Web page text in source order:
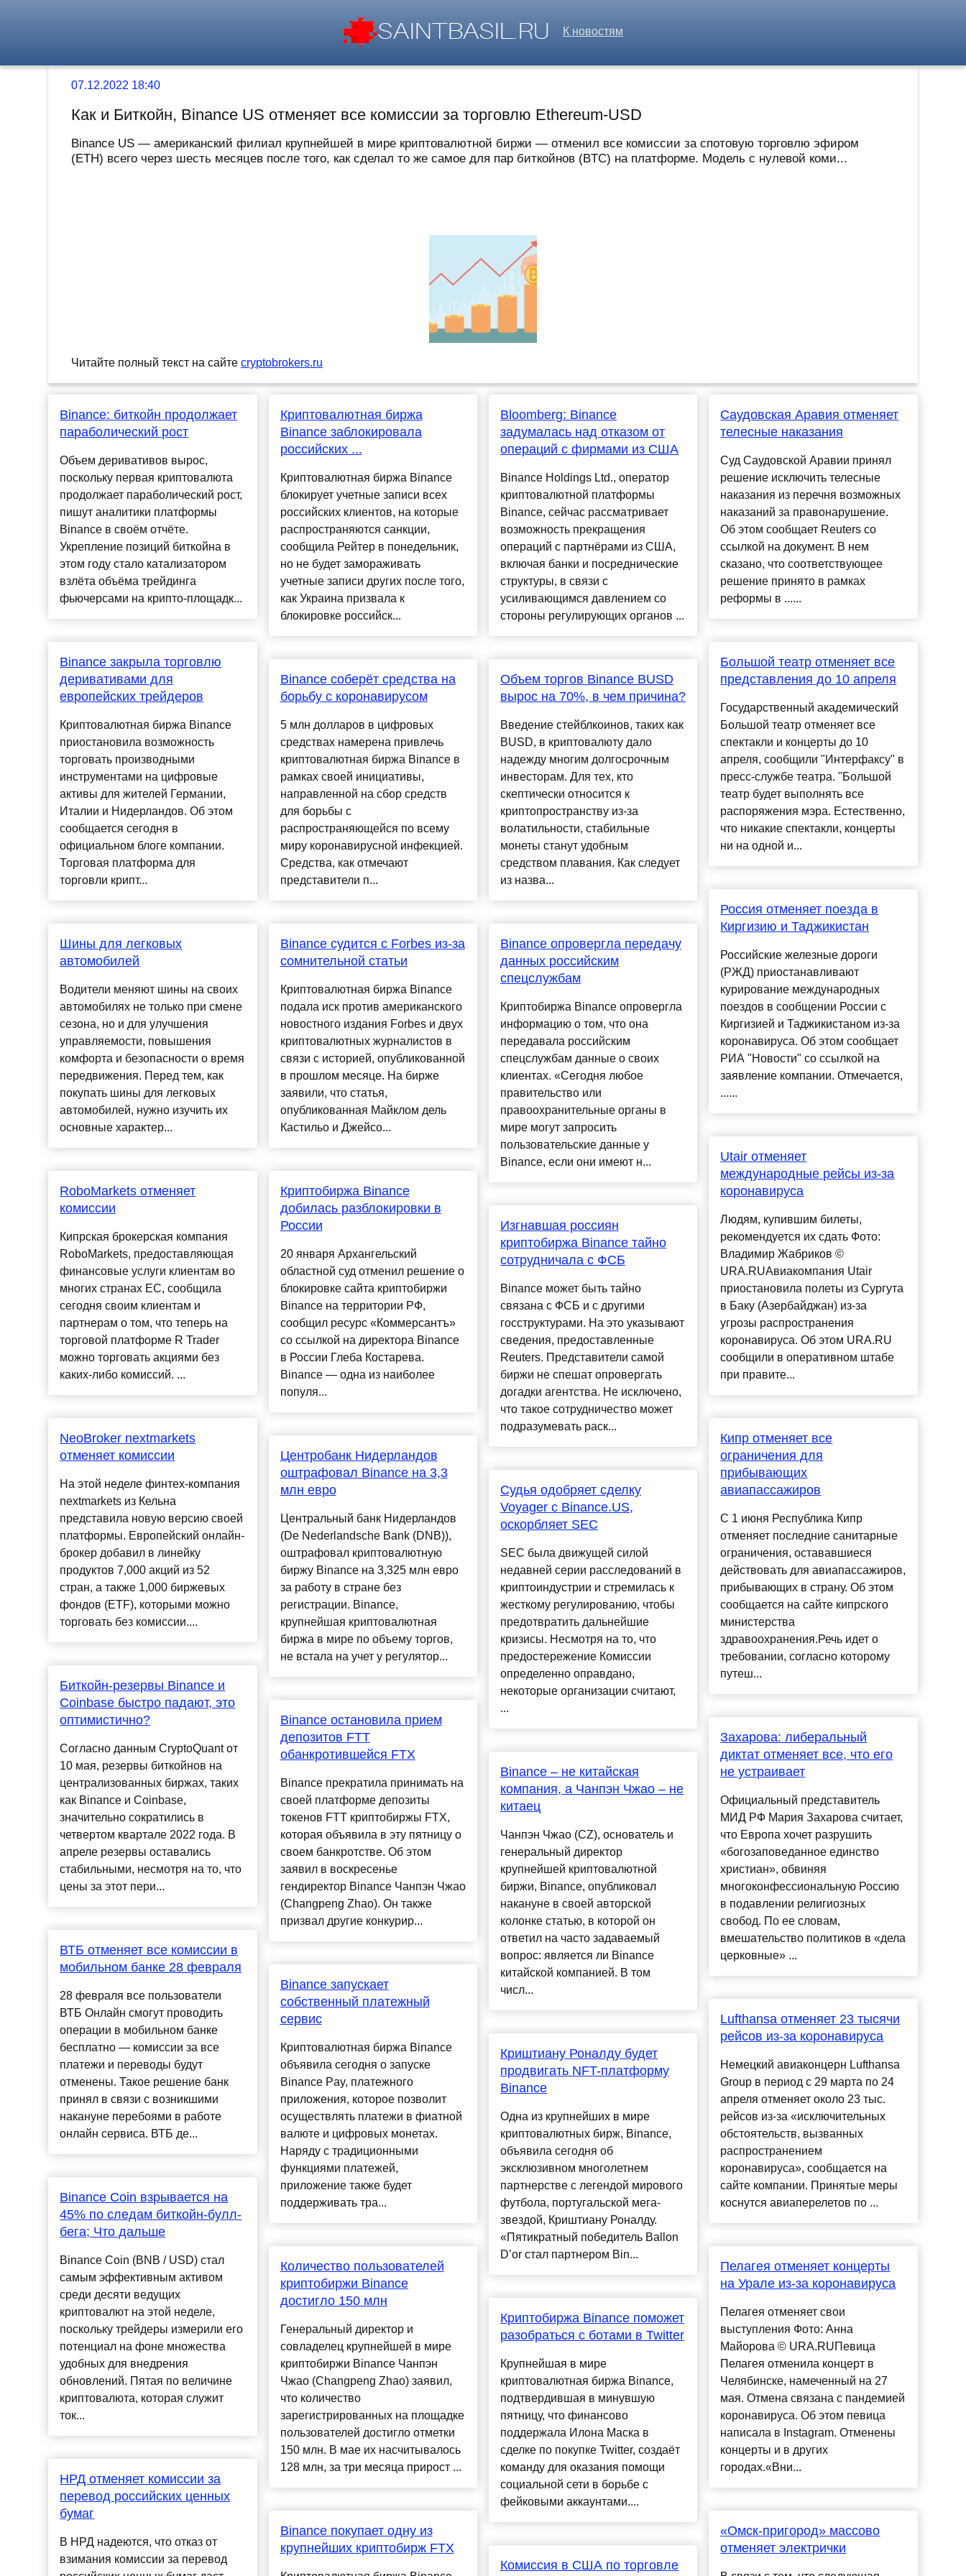
К новостям
07.12.2022 18:40
Как и Биткойн, Binance US отменяет все комиссии за торговлю Ethereum-USD
Binance US — американский филиал крупнейшей в мире криптовалютной биржи — отменил все комиссии за спотовую торговлю эфиром
(ETH) всего через шесть месяцев после того, как сделал то же самое для пар биткойнов (BTC) на платформе. Модель с нулевой коми...
Читайте полный текст на сайтеcryptobrokers.ru
Binance: биткойн продолжает
параболический рост
Объем деривативов вырос,
поскольку первая криптовалюта
продолжает параболический рост,
пишут аналитики платформы
Binance в своём отчёте.
Укрепление позиций биткойна в
этом году стало катализатором
взлёта объёма трейдинга
фьючерсами на крипто-площадк...
Binance закрыла торговлю
деривативами для
европейских трейдеров
Криптовалютная биржа Binance
приостановила возможность
торговать производными
инструментами на цифровые
активы для жителей Германии,
Италии и Нидерландов. Об этом
сообщается сегодня в
официальном блоге компании.
Торговая платформа для
торговли крипт...
Шины для легковых
автомобилей
Водители меняют шины на своих
автомобилях не только при смене
сезона, но и для улучшения
управляемости, повышения
комфорта и безопасности о время
передвижения. Перед тем, как
покупать шины для легковых
автомобилей, нужно изучить их
основные характер...
RoboMarkets отменяет
комиссии
Кипрская брокерская компания
RoboMarkets, предоставляющая
финансовые услуги клиентам во
многих странах ЕС, сообщила
сегодня своим клиентам и
партнерам о том, что теперь на
торговой платформе R Trader
можно торговать акциями без
каких-либо комиссий. ...
NeoBroker nextmarkets
отменяет комиссии
На этой неделе финтех-компания
nextmarkets из Кельна
представила новую версию своей
платформы. Европейский онлайн-
брокер добавил в линейку
продуктов 7,000 акций из 52
стран, а также 1,000 биржевых
фондов (ETF), которыми можно
торговать без комиссии....
Биткойн-резервы Binance и
Coinbase быстро падают, это
оптимистично?
Согласно данным CryptoQuant от
10 мая, резервы биткойнов на
централизованных биржах, таких
как Binance и Coinbase,
значительно сократились в
четвертом квартале 2022 года. В
апреле резервы оставались
стабильными, несмотря на то, что
цены за этот пери...
ВТБ отменяет все комиссии в
мобильном банке 28 февраля
28 февраля все пользователи
ВТБ Онлайн смогут проводить
операции в мобильном банке
бесплатно — комиссии за все
платежи и переводы будут
отменены. Такое решение банк
принял в связи с возникшими
накануне перебоями в работе
онлайн сервиса. ВТБ де...
Binance Coin взрывается на
45% по следам биткойн-булл-
бега; Что дальше
Binance Coin (BNB / USD) стал
самым эффективным активом
среди десяти ведущих
криптовалют на этой неделе,
поскольку трейдеры измерили его
потенциал на фоне множества
удобных для внедрения
обновлений. Пятая по величине
криптовалюта, которая служит
ток...
НРД отменяет комиссии за
перевод российских ценных
бумаг
В НРД надеются, что отказ от
взимания комиссии за перевод
Криптовалютная биржа
Binance заблокировала
российских ...
Криптовалютная биржа Binance
блокирует учетные записи всех
российских клиентов, на которые
распространяются санкции,
сообщила Рейтер в понедельник,
но не будет замораживать
учетные записи других после того,
как Украина призвала к
блокировке российск...
Binance соберёт средства на
борьбу с коронавирусом
5 млн долларов в цифровых
средствах намерена привлечь
криптовалютная биржа Binance в
рамках своей инициативы,
направленной на сбор средств
для борьбы с
распространяющейся по всему
миру коронавирусной инфекцией.
Средства, как отмечают
представители п...
Binance судится с Forbes из-за
сомнительной статьи
Криптовалютная биржа Binance
подала иск против американского
новостного издания Forbes и двух
криптовалютных журналистов в
связи с историей, опубликованной
в прошлом месяце. На бирже
заявили, что статья,
опубликованная Майклом дель
Кастильо и Джейсо...
Криптобиржа Binance
добилась разблокировки в
России
20 января Архангельский
областной суд отменил решение о
блокировке сайта криптобиржи
Binance на территории РФ,
сообщил ресурс «Коммерсантъ»
со ссылкой на директора Binance
в России Глеба Костарева.
Binance — одна из наиболее
популя...
Центробанк Нидерландов
оштрафовал Binance на 3,3
млн евро
Центральный банк Нидерландов
(De Nederlandsche Bank (DNB)),
оштрафовал криптовалютную
биржу Binance на 3,325 млн евро
за работу в стране без
регистрации. Binance,
крупнейшая криптовалютная
биржа в мире по объему торгов,
не встала на учет у регулятор...
Binance остановила прием
депозитов FTT
обанкротившейся FTX
Binance прекратила принимать на
своей платформе депозиты
токенов FTT криптобиржы FTX,
которая объявила в эту пятницу о
своем банкротстве. Об этом
заявил в воскресенье
гендиректор Binance Чанпэн Чжао
(Changpeng Zhao). Он также
призвал другие конкурир...
Binance запускает
собственный платежный
сервис
Криптовалютная биржа Binance
объявила сегодня о запуске
Binance Pay, платежного
приложения, которое позволит
осуществлять платежи в фиатной
валюте и цифровых монетах.
Наряду с традиционными
функциями платежей,
приложение также будет
поддерживать тра...
Количество пользователей
криптобиржи Binance
достигло 150 млн
Генеральный директор и
совладелец крупнейшей в мире
криптобиржи Binance Чанпэн
Чжао (Changpeng Zhao) заявил,
что количество
зарегистрированных на площадке
пользователей достигло отметки
150 млн. В мае их насчитывалось
128 млн, за три месяца прирост ...
Binance покупает одну из
крупнейших криптобирж FTX
Bloomberg: Binance
задумалась над отказом от
операций с фирмами из США
Binance Holdings Ltd., оператор
криптовалютной платформы
Binance, сейчас рассматривает
возможность прекращения
операций с партнёрами из США,
включая банки и посреднические
структуры, в связи с
усиливающимся давлением со
стороны регулирующих органов ...
Объем торгов Binance BUSD
вырос на 70%, в чем причина?
Введение стейблкоинов, таких как
BUSD, в криптовалюту дало
надежду многим долгосрочным
инвесторам. Для тех, кто
скептически относится к
криптопространству из-за
волатильности, стабильные
монеты станут удобным
средством плавания. Как следует
из назва...
Binance опровергла передачу
данных российским
спецслужбам
Криптобиржа Binance опровергла
информацию о том, что она
передавала российским
спецслужбам данные о своих
клиентах. «Сегодня любое
правительство или
правоохранительные органы в
мире могут запросить
пользовательские данные у
Binance, если они имеют н...
Изгнавшая россиян
криптобиржа Binance тайно
сотрудничала с ФСБ
Binance может быть тайно
связана с ФСБ и с другими
госструктурами. На это указывают
сведения, предоставленные
Reuters. Представители самой
биржи не спешат опровергать
догадки агентства. Не исключено,
что такое сотрудничество может
подразумевать раск...
Судья одобряет сделку
Voyager с Binance.US,
оскорбляет SEC
SEC была движущей силой
недавней серии расследований в
криптоиндустрии и стремилась к
жесткому регулированию, чтобы
предотвратить дальнейшие
кризисы. Несмотря на то, что
предостережение Комиссии
определенно оправдано,
некоторые организации считают,
...
Binance – не китайская
компания, а Чанпэн Чжао – не
китаец
Чанпэн Чжао (CZ), основатель и
генеральный директор
крупнейшей криптовалютной
биржи, Binance, опубликовал
накануне в своей авторской
колонке статью, в которой он
ответил на часто задаваемый
вопрос: является ли Binance
китайской компанией. В том
числ...
Криштиану Роналду будет
продвигать NFT-платформу
Binance
Одна из крупнейших в мире
криптовалютных бирж, Binance,
объявила сегодня об
эксклюзивном многолетнем
партнерстве с легендой мирового
футбола, португальской мега-
звездой, Криштиану Роналду.
«Пятикратный победитель Ballon
D’or стал партнером Bin...
Криптобиржа Binance поможет
разобраться с ботами в Twitter
Крупнейшая в мире
криптовалютная биржа Binance,
подтвердившая в минувшую
пятницу, что финансово
поддержала Илона Маска в
сделке по покупке Twitter, создаёт
команду для оказания помощи
социальной сети в борьбе с
фейковыми аккаунтами....
Комиссия в США по торговле
Саудовская Аравия отменяет
телесные наказания
Суд Саудовской Аравии принял
решение исключить телесные
наказания из перечня возможных
наказаний за правонарушение.
Об этом сообщает Reuters со
ссылкой на документ. В нем
сказано, что соответствующее
решение принято в рамках
реформы в ......
Большой театр отменяет все
представления до 10 апреля
Государственный академический
Большой театр отменяет все
спектакли и концерты до 10
апреля, сообщили "Интерфаксу" в
пресс-службе театра. "Большой
театр будет выполнять все
распоряжения мэра. Естественно,
что никакие спектакли, концерты
ни на одной и...
Россия отменяет поезда в
Киргизию и Таджикистан
Российские железные дороги
(РЖД) приостанавливают
курирование международных
поездов в сообщении России с
Киргизией и Таджикистаном из-за
коронавируса. Об этом сообщает
РИА "Новости" со ссылкой на
заявление компании. Отмечается,
......
Utair отменяет
международные рейсы из-за
коронавируса
Людям, купившим билеты,
рекомендуется их сдать Фото:
Владимир Жабриков ©
URA.RUАвиакомпания Utair
приостановила полеты из Сургута
в Баку (Азербайджан) из-за
угрозы распространения
коронавируса. Об этом URA.RU
сообщили в оперативном штабе
при правите...
Кипр отменяет все
ограничения для
прибывающих
авиапассажиров
С 1 июня Республика Кипр
отменяет последние санитарные
ограничения, остававшиеся
действовать для авиапассажиров,
прибывающих в страну. Об этом
сообщается на сайте кипрского
министерства
здравоохранения.Речь идет о
требовании, согласно которому
путеш...
Захарова: либеральный
диктат отменяет все, что его
не устраивает
Официальный представитель
МИД РФ Мария Захарова считает,
что Европа хочет разрушить
«богозаповеданное единство
христиан», обвиняя
многоконфессиональную Россию
в подавлении религиозных
свобод. По ее словам,
вмешательство политиков в «дела
церковные» ...
Lufthansa отменяет 23 тысячи
рейсов из-за коронавируса
Немецкий авиаконцерн Lufthansa
Group в период с 29 марта по 24
апреля отменяет около 23 тыс.
рейсов из-за «исключительных
обстоятельств, вызванных
распространением
коронавируса», сообщается на
сайте компании. Принятые меры
коснутся авиаперелетов по ...
Пелагея отменяет концерты
на Урале из-за коронавируса
Пелагея отменяет свои
выступления Фото: Анна
Майорова © URA.RUПевица
Пелагея отменила концерт в
Челябинске, намеченный на 27
мая. Отмена связана с пандемией
коронавируса. Об этом певица
написала в Instagram. Отменены
концерты и в других
городах.«Вни...
«Омск-пригород» массово
отменяет электрички